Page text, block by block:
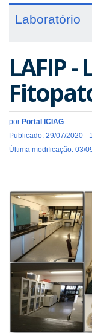
Laboratório
LAFIP
por Portal ICIAG
Publicado: 29/07/2020 -
Última modificação: 03/